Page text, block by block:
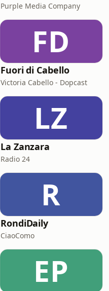
Purple Media Company
FD
Fuori di Cabello
Victoria Cabello - Dopcast
LZ
La Zanzara
Radio 24
R
RondiDaily
CiaoComo
EP